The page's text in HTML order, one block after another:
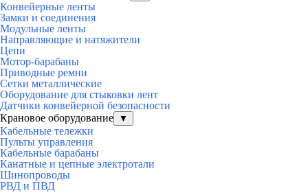
Конвейерные ленты
Замки и соединения
Модульные ленты
Направляющие и натяжители
Цепи
Мотор-барабаны
Приводные ремни
Сетки металлические
Оборудование для стыковки лент
Датчики конвейерной безопасности
Крановое оборудование
▼
Кабельные тележки
Пульты управления
Кабельные барабаны
Канатные и цепные электротали
Шинопроводы
РВД и ПВД